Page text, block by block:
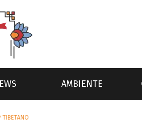
AMBIENTE
TIBETANO